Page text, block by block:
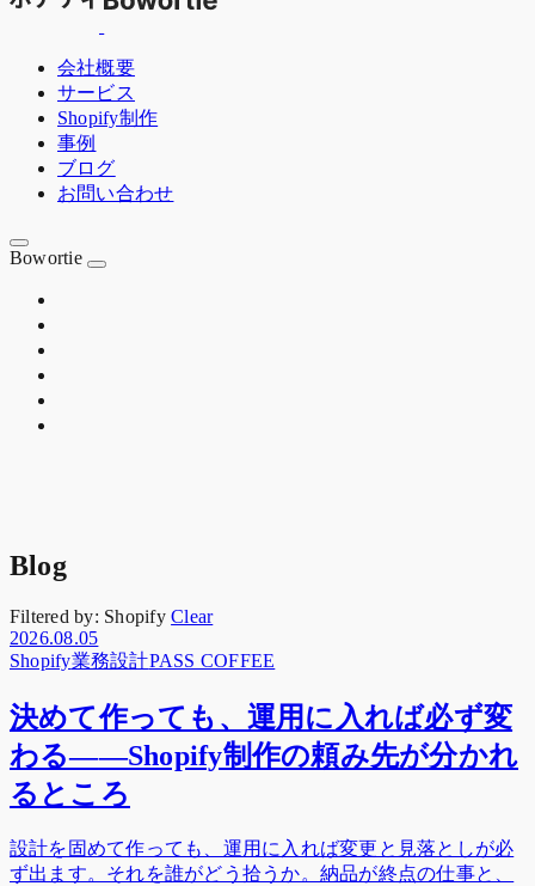
会社概要
サービス
Shopify制作
事例
ブログ
お問い合わせ
Bowortie
Blog
Filtered by: Shopify Clear
2026.08.05
Shopify業務設計PASS COFFEE
決めて作っても、運用に入れば必ず変
わる——Shopify制作の頼み先が分かれ
るところ
設計を固めて作っても、運用に入れば変更と見落としが必
ず出ます。それを誰がどう拾うか。納品が終点の仕事と、